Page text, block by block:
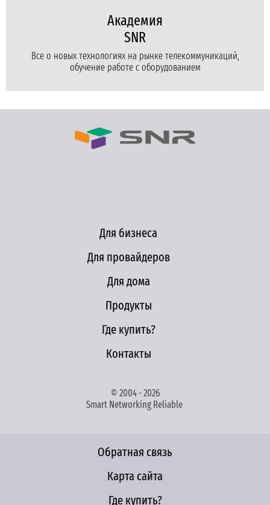
Академия
SNR
Все о новых технологиях на рынке телекоммуникаций,
обучение работе с оборудованием
Для бизнеса
Для провайдеров
Для дома
Продукты
Где купить?
Контакты
© 2004 - 2026
Smart Networking Reliable
Обратная связь
Карта сайта
Где купить?